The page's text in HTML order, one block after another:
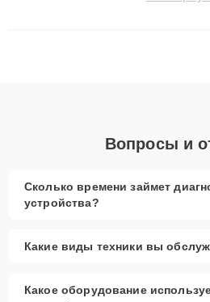
Вопросы и
Сколько времени займет
устройства?
Какие виды техники вы
Какое оборудование